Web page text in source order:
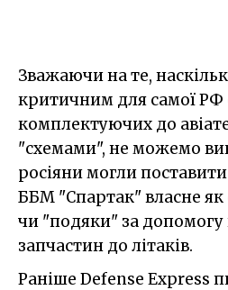
Зважаючи на те,
критичним для самої РФ
комплектуючих до
"схемами", не можемо
росіяни могли
ББМ "Спартак" власне
чи "подяки" за допомогу
запчастин до літаків.
Раніше Defense Express